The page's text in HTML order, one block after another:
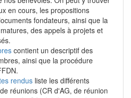
en cours, les propositions
fondateurs, ainsi que la
des appels à projets et
contient un descriptif des
ainsi que la procédure
rendus liste les différents
réunions (CR d'AG, de réunion